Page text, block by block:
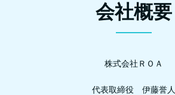
会社概要
株式会社ＲＯＡ
代表取締役 伊藤誉人